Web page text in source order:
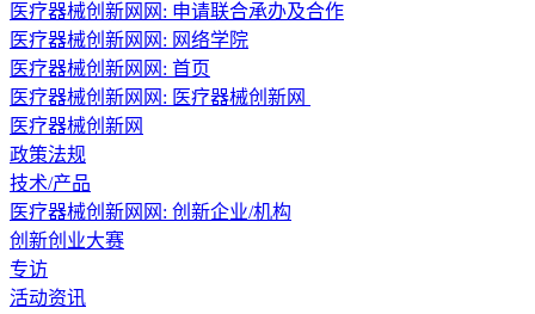
医疗器械创新网网: 申请联合承办及合作
医疗器械创新网网: 网络学院
医疗器械创新网网: 首页
医疗器械创新网网: 医疗器械创新网
医疗器械创新网
政策法规
技术/产品
医疗器械创新网网: 创新企业/机构
创新创业大赛
专访
活动资讯